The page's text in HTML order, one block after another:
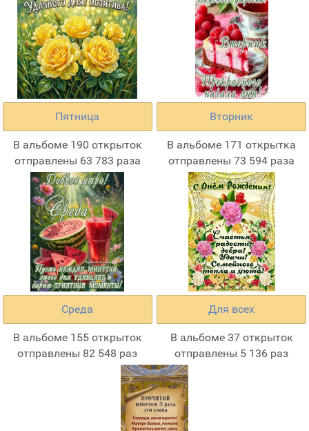
Пятница
В альбоме 190 открыток
отправлены 63 783 раза
Вторник
В альбоме 171 открытка
отправлены 73 594 раза
Среда
В альбоме 155 открыток
отправлены 82 548 раз
Для всех
В альбоме 37 открыток
отправлены 5 136 раз